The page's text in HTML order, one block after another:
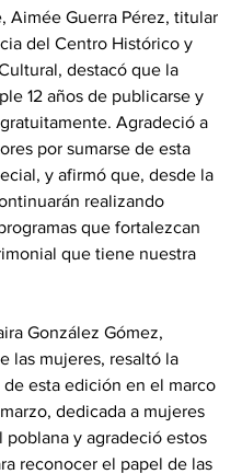
Aimée Guerra Pérez, titular
del Centro Histórico y
destacó que la
12 años de publicarse y
Agradeció a
por sumarse de esta
y afirmó que, desde la
realizando
que fortalezcan
que tiene nuestra
González Gómez,
las mujeres, resaltó la
esta edición en el marco
dedicada a mujeres
poblana y agradeció estos
reconocer el papel de las